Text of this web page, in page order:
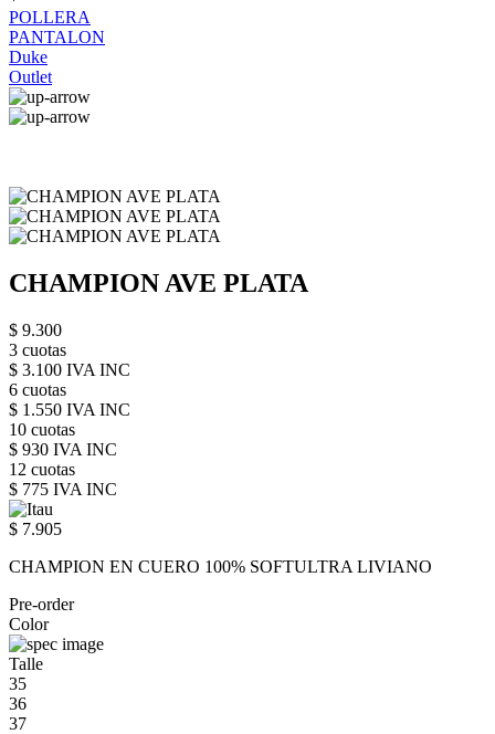
POLLERA
PANTALON
Duke
Outlet
CHAMPION AVE PLATA
$ 9.300
3 cuotas
$ 3.100 IVA INC
6 cuotas
$ 1.550 IVA INC
10 cuotas
$ 930 IVA INC
12 cuotas
$ 775 IVA INC
$ 7.905
CHAMPION EN CUERO 100% SOFTULTRA LIVIANO
Pre-order
Color
Talle
35
36
37